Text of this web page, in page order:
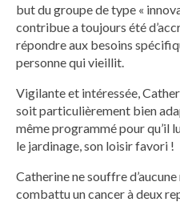
but du groupe de type «
contribue a toujours été
répondre aux besoins
personne qui vieillit.
Vigilante et intéressée,
soit particulièrement bien
même programmé pour qu’il
le jardinage, son loisir favori !
Catherine ne souffre
combattu un cancer à deux